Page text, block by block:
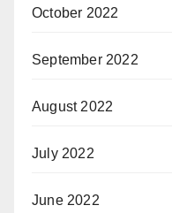
October 2022
September 2022
August 2022
July 2022
June 2022